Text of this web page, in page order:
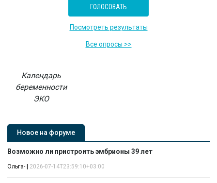
Посмотреть результаты
Все опросы >>
Календарь
беременности
ЭКО
Новое на форуме
Возможно ли пристроить эмбрионы 39 лет
Ольга- 2026-07-14T23:59:10+03:00